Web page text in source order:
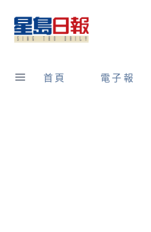
content
首頁 電子報